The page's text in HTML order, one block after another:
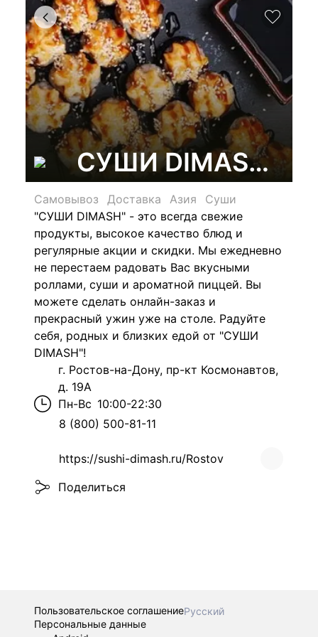
СУШИ DIMASH,
Самовывоз Доставка Азия
Суши
"СУШИ DIMASH" - это всегда свежие
продукты, высокое качество блюд и
регулярные акции и скидки. Мы ежедневно
не перестаем радовать Вас вкусными
роллами, суши и ароматной пиццей. Вы
можете сделать онлайн-заказ и
прекрасный ужин уже на столе. Радуйте
себя, родных и близких едой от "СУШИ
DIMASH"!
г. Ростов-на-Дону, пр-кт Космонавтов,
д. 19А
Пн-Вс 10:00-22:30
8 (800) 500-81-11
https://sushi-dimash.ru/Rostov
Поделиться
Пользовательское соглашениеРусский
Персональные данные